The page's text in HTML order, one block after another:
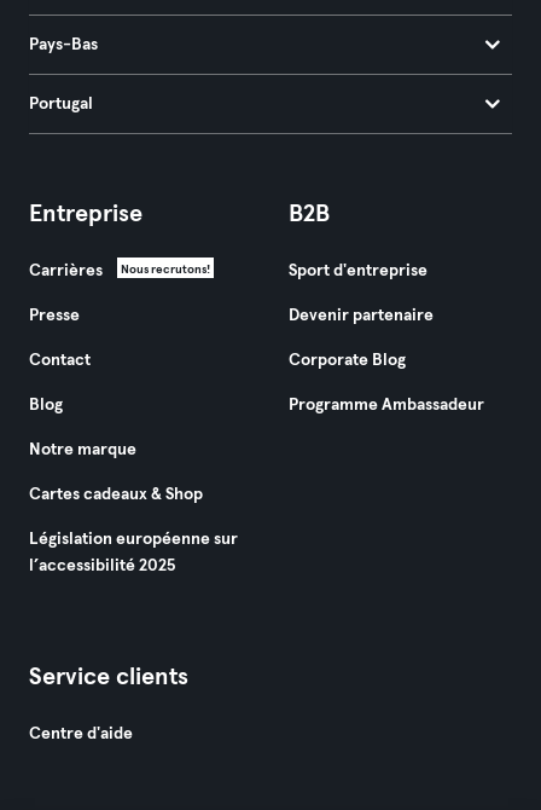
Pays-Bas
Portugal
Entreprise
Carrières Nous recrutons!
Presse
Contact
Blog
Notre marque
Cartes cadeaux & Shop
Législation européenne sur
l’accessibilité 2025
B2B
Sport d'entreprise
Devenir partenaire
Corporate Blog
Programme Ambassadeur
Service clients
Centre d'aide